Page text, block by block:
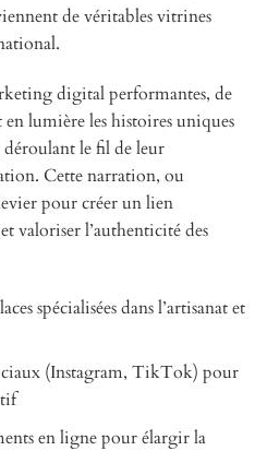
de véritables vitrines
digital performantes, de
lumière les histoires uniques
le fil de leur
Cette narration, ou
pour créer un lien
valoriser l’authenticité des
spécialisées dans l’artisanat et
(Instagram, TikTok) pour
en ligne pour élargir la